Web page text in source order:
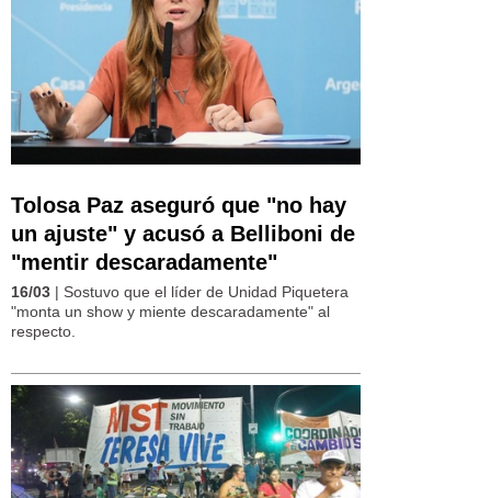
Tolosa Paz aseguró que "no hay
un ajuste" y acusó a Belliboni de
"mentir descaradamente"
16/03 | Sostuvo que el líder de Unidad Piquetera
"monta un show y miente descaradamente" al
respecto.